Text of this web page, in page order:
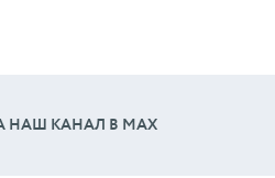
НАШ КАНАЛ В МАХ